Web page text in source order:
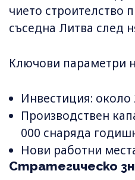
чието строителство
съседна Литва след
Ключови параметри
Инвестиция: около
Производствен
000 снаряда
Нови работни
Стратегическо